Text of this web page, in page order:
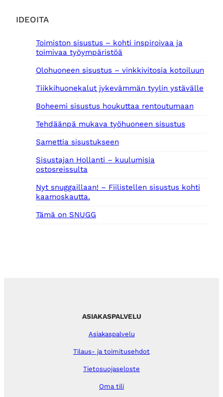
IDEOITA
Toimiston sisustus – kohti inspiroivaa ja
toimivaa työympäristöä
Olohuoneen sisustus – vinkkivitosia kotoiluun
Tiikkihuonekalut jykevämmän tyylin ystävälle
Boheemi sisustus houkuttaa rentoutumaan
Tehdäänpä mukava työhuoneen sisustus
Samettia sisustukseen
Sisustajan Hollanti – kuulumisia
ostosreissulta
Nyt snuggaillaan! – Fiilistellen sisustus kohti
kaamoskautta.
Tämä on SNUGG
ASIAKASPALVELU
Asiakaspalvelu
Tilaus- ja toimitusehdot
Tietosuojaseloste
Oma tili